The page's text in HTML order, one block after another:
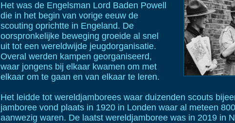
Het was de Engelsman Lord Baden Powell
die in het begin van vorige eeuw de
scouting oprichtte in Engeland. De
oorspronkelijke beweging groeide al snel
uit tot een wereldwijde jeugdorganisatie.
Overal werden kampen georganiseerd,
waar jongens bij elkaar kwamen om met
elkaar om te gaan en van elkaar te leren.
Het leidde tot wereldjamborees waar duizenden scouts
jamboree vond plaats in 1920 in Londen waar al meteen
aanwezig waren. De laatst wereldjamboree was in 2019 in